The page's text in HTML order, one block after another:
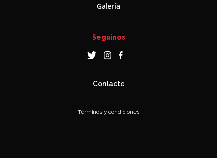
Galería
Seguinos
Contacto
Términos y condiciones